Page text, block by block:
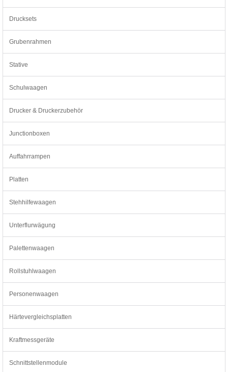
Drucksets
Grubenrahmen
Stative
Schulwaagen
Drucker & Druckerzubehör
Junctionboxen
Auffahrrampen
Platten
Stehhilfewaagen
Unterflurwägung
Palettenwaagen
Rollstuhlwaagen
Personenwaagen
Härtevergleichsplatten
Kraftmessgeräte
Schnittstellenmodule